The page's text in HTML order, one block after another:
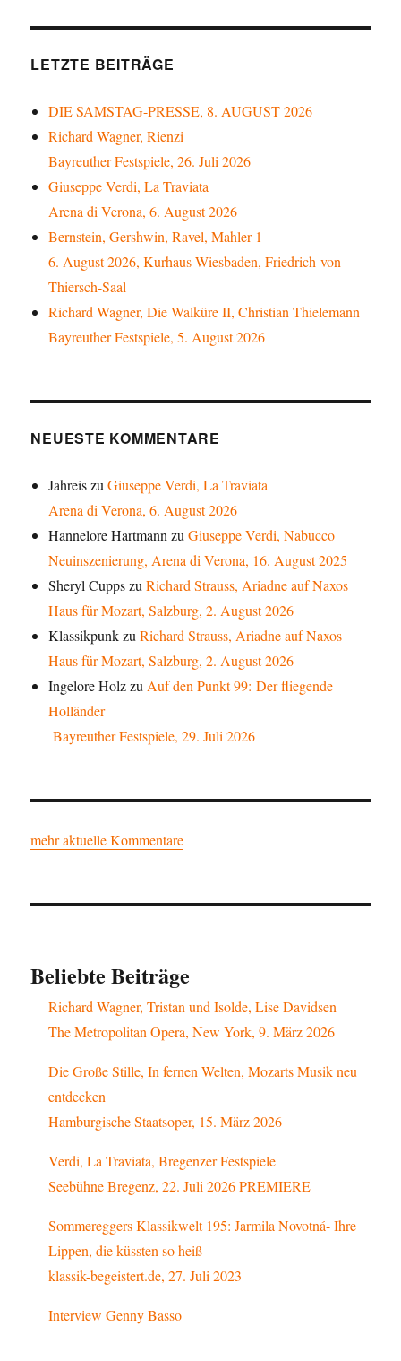
LETZTE BEITRÄGE
DIE SAMSTAG-PRESSE, 8. AUGUST 2026
Richard Wagner, Rienzi
Bayreuther Festspiele, 26. Juli 2026
Giuseppe Verdi, La Traviata
Arena di Verona, 6. August 2026
Bernstein, Gershwin, Ravel, Mahler 1
6. August 2026, Kurhaus Wiesbaden, Friedrich-von-
Thiersch-Saal
Richard Wagner, Die Walküre II, Christian Thielemann
Bayreuther Festspiele, 5. August 2026
NEUESTE KOMMENTARE
JahreiszuGiuseppe Verdi, La Traviata
Arena di Verona, 6. August 2026
Hannelore Hartmann zuGiuseppe Verdi, Nabucco
Neuinszenierung, Arena di Verona, 16. August 2025
Sheryl CuppszuRichard Strauss, Ariadne auf Naxos
Haus für Mozart, Salzburg, 2. August 2026
KlassikpunkzuRichard Strauss, Ariadne auf Naxos
Haus für Mozart, Salzburg, 2. August 2026
Ingelore Holzzu Auf den Punkt 99: Der fliegende
Holländer
Bayreuther Festspiele, 29. Juli 2026
mehr aktuelle Kommentare
Beliebte Beiträge
Richard Wagner, Tristan und Isolde, Lise Davidsen
The Metropolitan Opera, New York, 9. März 2026
Die Große Stille, In fernen Welten, Mozarts Musik neu
entdecken
Hamburgische Staatsoper, 15. März 2026
Verdi, La Traviata, Bregenzer Festspiele
Seebühne Bregenz, 22. Juli 2026 PREMIERE
Sommereggers Klassikwelt 195: Jarmila Novotná- Ihre
Lippen, die küssten so heiß
klassik-begeistert.de, 27. Juli 2023
Interview Genny Basso